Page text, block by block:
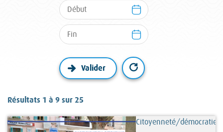
Résultats 1 à 9 sur 25
Citoyenneté/démocratie